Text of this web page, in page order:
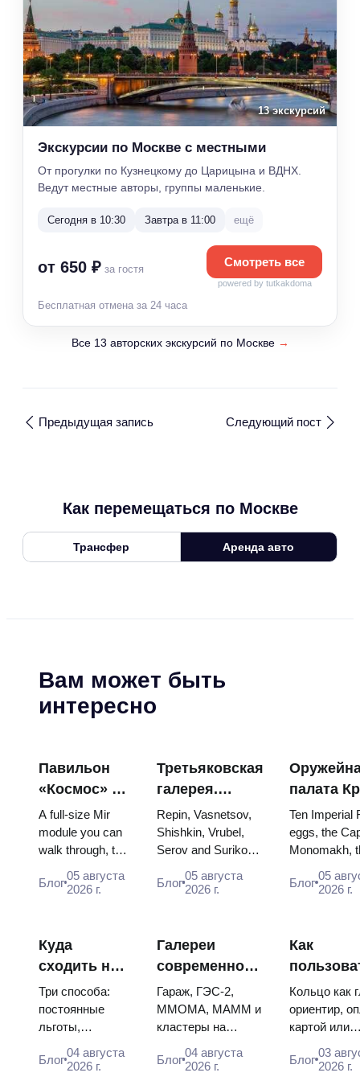
13 экскурсий
Экскурсии по Москве с местными
От прогулки по Кузнецкому до Царицына и ВДНХ.
Ведут местные авторы, группы маленькие.
Сегодня в 10:30 Завтра в 11:00 ещё
от 650 ₽ за гостя
Смотреть все
powered by tutkakdoma
Бесплатная отмена за 24 часа
Все 13 авторских экскурсий по Москве →
Предыдущая запись Следующий пост
Как перемещаться по Москве
Трансфер Аренда авто
Вам может быть
интересно
Павильон
«Космос» на
ВДНХ:
внутри
самой
большой
космической
A full-size Mir
module you can
walk through, the
Energia–Buran
model, scorched
flight...
Блог05 августа
2026 г.
Третьяковская
галерея.
Шедевры:
картины, ради
которых стоит
строить
планы
Repin, Vasnetsov,
Shishkin, Vrubel,
Serov and Surikov
— the works that
stop people, where
Блог05 августа
2026 г.
палата
яйца
троны и
одеяния
Ten Imperial
eggs, the
Monomakh,
double
boy tsars
Блог 05
2026 г.
Куда
сходить на
искусство в
Москве
бесплатно
Три способа:
постоянные
льготы,
бесплатные дни
и площадки со
Блог04 августа
2026 г.
Галереи
современного
искусства в
Москве: где
смотреть и
сколько стоит
Гараж, ГЭС-2,
ММОМА, МАММ и
кластеры на
Курской: цены,
часы, метро. Где
Блог04 августа
2026 г.
Как
метро
схема,
Кольцо как
ориентир,
картой или
«Тройкой»,
указатели
Блог 03
2026 г.